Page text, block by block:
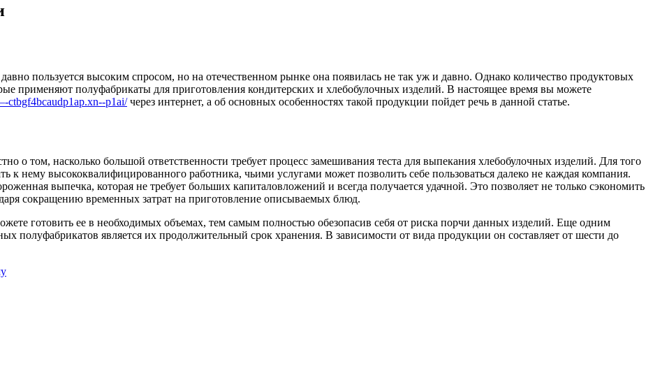
пользуется высоким спросом, но на отечественном рынке она появилась не так уж и давно. Однако количество продуктовых
применяют полуфабрикаты для приготовления кондитерских и хлебобулочных изделий. В настоящее время вы можете
ctbgf4bcaudp1ap.xn--p1ai/через интернет, а об основных особенностях такой продукции пойдет речь в данной статье.
о том, насколько большой ответственности требует процесс замешивания теста для выпекания хлебобулочных изделий. Для того
к нему высококвалифицированного работника, чьими услугами может позволить себе пользоваться далеко не каждая компания.
выпечка, которая не требует больших капиталовложений и всегда получается удачной. Это позволяет не только сэкономить
сокращению временных затрат на приготовление описываемых блюд.
готовить ее в необходимых объемах, тем самым полностью обезопасив себя от риска порчи данных изделий. Еще одним
полуфабрикатов является их продолжительный срок хранения. В зависимости от вида продукции он составляет от шести до